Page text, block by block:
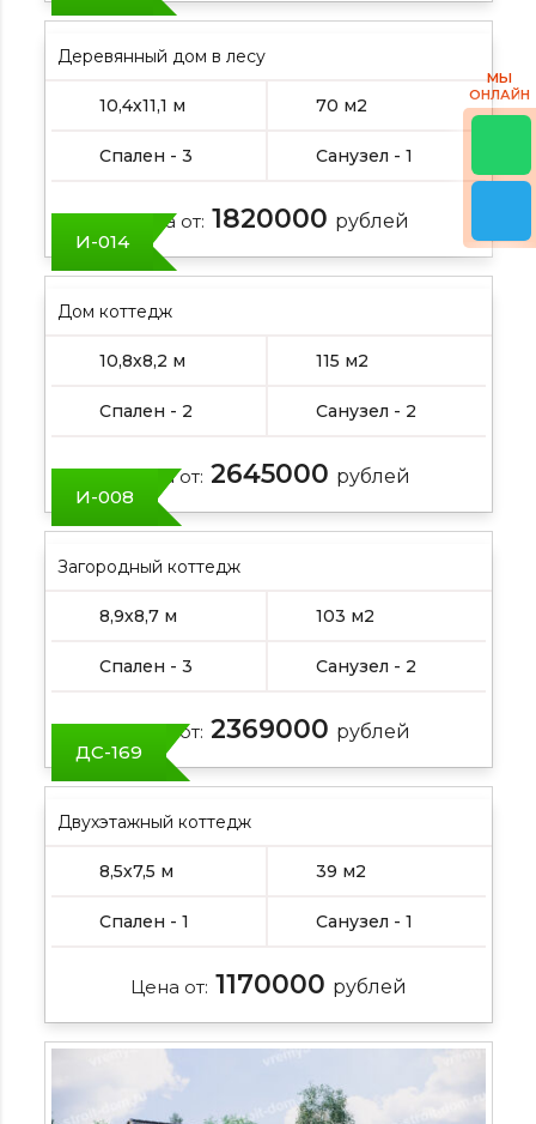
Деревянный дом в лесу
10,4х11,1 м 70 м2
Спален - 3 Санузел - 1
Цена от: 1820000 рублей
И-014
Дом коттедж
10,8х8,2 м 115 м2
Спален - 2 Санузел - 2
Цена от: 2645000 рублей
И-008
Загородный коттедж
8,9х8,7 м 103 м2
Спален - 3 Санузел - 2
Цена от: 2369000 рублей
ДС-169
Двухэтажный коттедж
8,5х7,5 м 39 м2
Спален - 1 Санузел - 1
Цена от: 1170000 рублей
МЫ
ОНЛАЙН